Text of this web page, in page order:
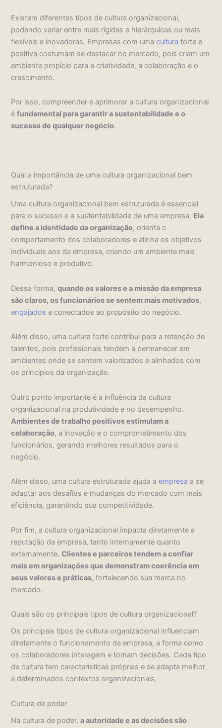
Existem diferentes tipos de cultura organizacional,
podendo variar entre mais rígidas e hierárquicas ou mais
flexíveis e inovadoras. Empresas com umacultura forte e
positiva costumam se destacar no mercado, pois criam um
ambiente propício para a criatividade, a colaboração e o
crescimento.
Por isso, compreender e aprimorar a cultura organizacional
éfundamental para garantir a sustentabilidade e o
sucesso de qualquer negócio.
Qual a importância de uma cultura organizacional bem
estruturada?
Uma cultura organizacional bem estruturada é essencial
para o sucesso e a sustentabilidade de uma empresa. Ela
define a identidade da organização, orienta o
comportamento dos colaboradores e alinha os objetivos
individuais aos da empresa, criando um ambiente mais
harmonioso e produtivo.
Dessa forma,quando os valores e a missão da empresa
são claros, os funcionários se sentem mais motivados,
engajados e conectados ao propósito do negócio.
Além disso, uma cultura forte contribui para a retenção de
talentos, pois profissionais tendem a permanecer em
ambientes onde se sentem valorizados e alinhados com
os princípios da organização.
Outro ponto importante é a influência da cultura
organizacional na produtividade e no desempenho.
Ambientes de trabalho positivos estimulam a
colaboração, a inovação e o comprometimento dos
funcionários, gerando melhores resultados para o
negócio.
Além disso, uma cultura estruturada ajuda aempresa a se
adaptar aos desafios e mudanças do mercado com mais
eficiência, garantindo sua competitividade.
Por fim, a cultura organizacional impacta diretamente a
reputação da empresa, tanto internamente quanto
externamente.Clientes e parceiros tendem a confiar
mais em organizações que demonstram coerência em
seus valores e práticas, fortalecendo sua marca no
mercado.
Quais são os principais tipos de cultura organizacional?
Os principais tipos de cultura organizacional influenciam
diretamente o funcionamento da empresa, a forma como
os colaboradores interagem e tomam decisões. Cada tipo
de cultura tem características próprias e se adapta melhor
a determinados contextos organizacionais.
Cultura de poder
Na cultura de poder,a autoridade e as decisões são